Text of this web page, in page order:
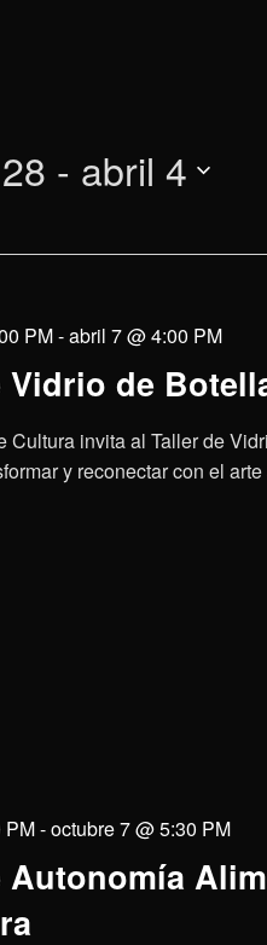
- abril 4
Vidrio de
PM-abril 7 @ 4:00 PM
Cultura invita al Taller de
y reconectar con el
Autonomía
PM-octubre 7 @ 5:30 PM